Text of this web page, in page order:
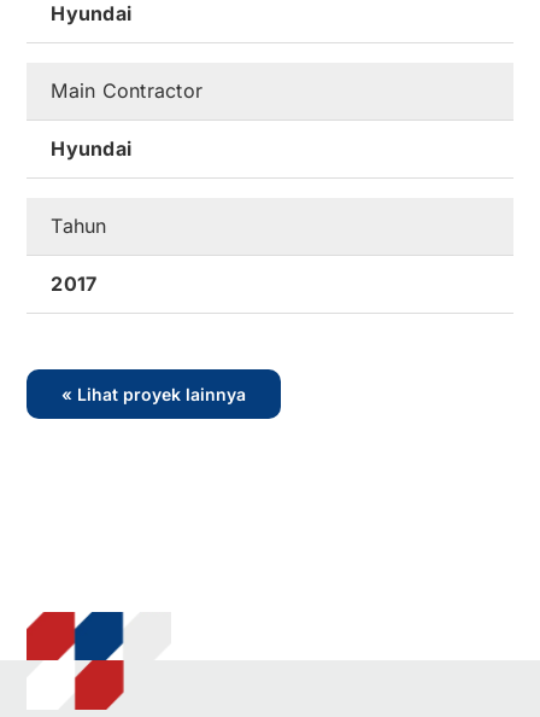
Hyundai
Main Contractor
Hyundai
Tahun
2017
« Lihat proyek lainnya